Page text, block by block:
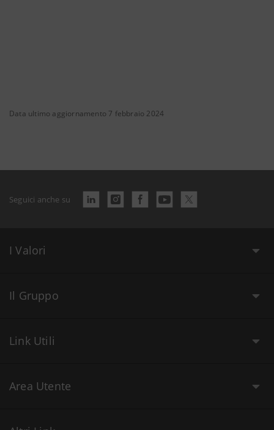
Data ultimo aggiornamento 7 febbraio 2024
Seguici anche su
I Valori
Il Gruppo
Link Utili
Area Utente